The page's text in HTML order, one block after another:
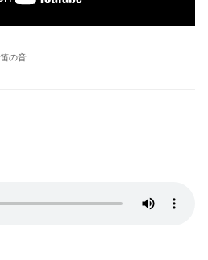
の音